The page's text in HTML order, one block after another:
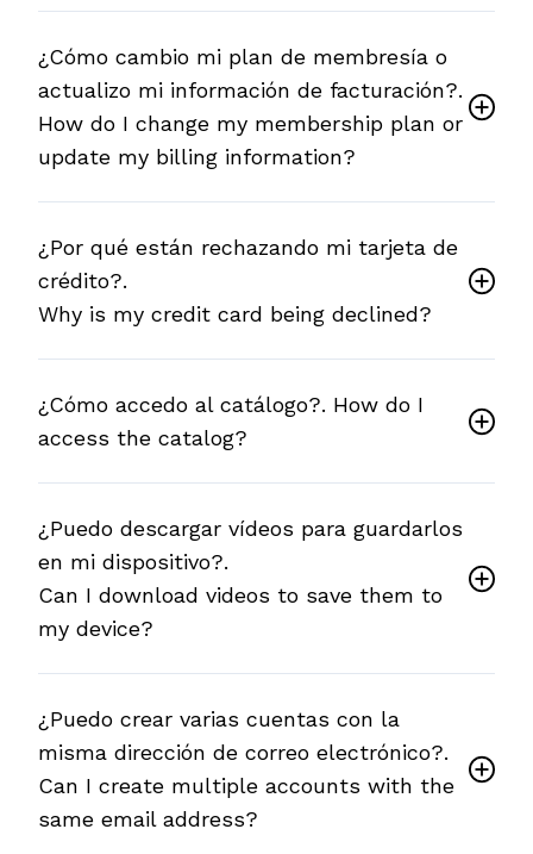
¿Cómo cambio mi plan de membresía o
actualizo mi información de facturación?.
How do I change my membership plan or
update my billing information?
¿Por qué están rechazando mi tarjeta de
crédito?.
Why is my credit card being declined?
¿Cómo accedo al catálogo?. How do I
access the catalog?
¿Puedo descargar vídeos para guardarlos
en mi dispositivo?.
Can I download videos to save them to
my device?
¿Puedo crear varias cuentas con la
misma dirección de correo electrónico?.
Can I create multiple accounts with the
same email address?